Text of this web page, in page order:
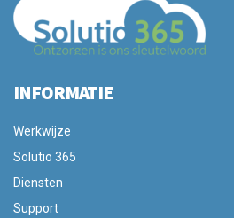
INFORMATIE
Werkwijze
Solutio 365
Diensten
Support